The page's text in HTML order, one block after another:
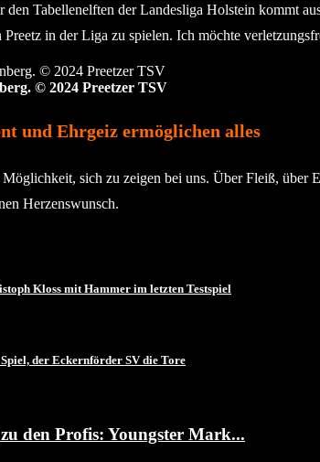
den Tabellenelften der Landesliga Holstein kommt
Preetz in der Liga zu spielen. Ich möchte
© 2024 Preetzer TSV
und Ehrgeiz ermöglichen alles
sich zu zeigen bei uns. Über Fleiß, über
Herzenswunsch.
Kloss mit Hammer im letzten Testspiel
der Eckernförder SV die Tore
den Profis: Youngster Mark...